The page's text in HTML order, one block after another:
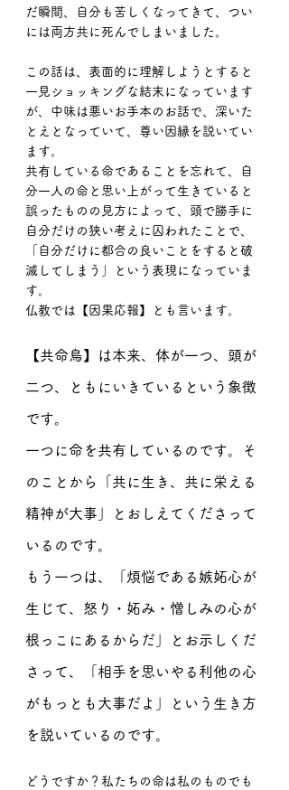
だ瞬間、自分も苦しくなってきて、つい
には両方共に死んでしまいました。
この話は、表面的に理解しようとすると
一見ショッキングな結末になっています
が、中味は悪いお手本のお話で、深いた
とえとなっていて、尊い因縁を説いてい
ます。
共有している命であることを忘れて、自
分一人の命と思い上がって生きていると
誤ったものの見方によって、頭で勝手に
自分だけの狭い考えに囚われたことで、
「自分だけに都合の良いことをすると破
滅してしまう」という表現になっていま
す。
仏教では【因果応報】とも言います。
【共命鳥】は本来、体が一つ、頭が
二つ、ともにいきているという象徴
です。
一つに命を共有しているのです。そ
のことから「共に生き、共に栄える
精神が大事」とおしえてくださって
いるのです。
もう一つは、「煩悩である嫉妬心が
生じて、怒り・妬み・憎しみの心が
根っこにあるからだ」とお示しくだ
さって、「相手を思いやる利他の心
がもっとも大事だよ」という生き方
を説いているのです。
どうですか？私たちの命は私のものでも